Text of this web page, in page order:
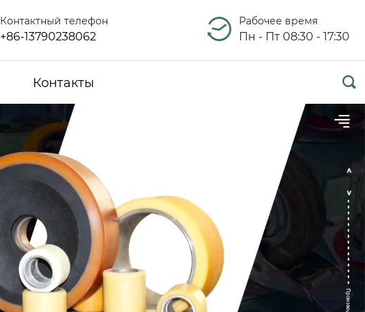
Контактный телефон
+86-13790238062
Рабочее время
Пн - Пт 08:30 - 17:30
Контакты 